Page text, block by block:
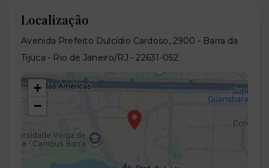
Localização
Avenida Prefeito Dulcídio Cardoso, 2900 - Barra da
Tijuca - Rio de Janeiro/RJ - 22631-052
+
−